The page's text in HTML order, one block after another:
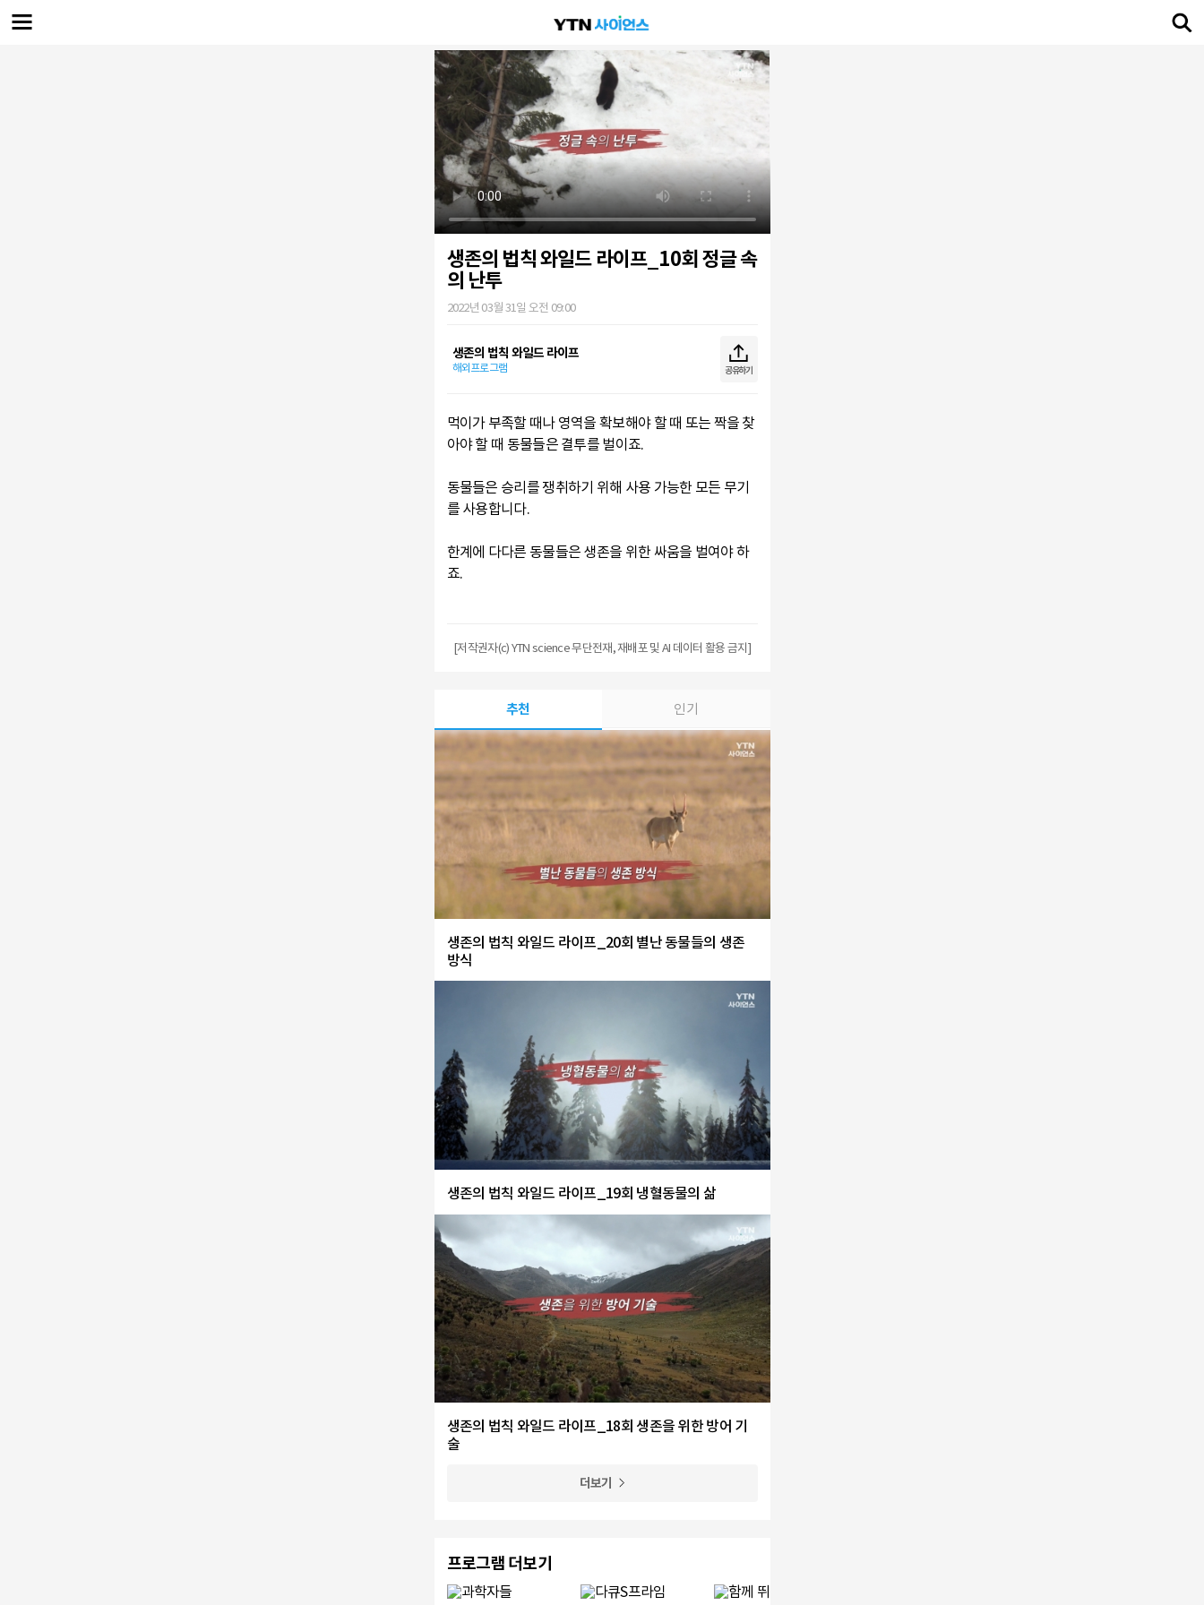
생존의 법칙 와일드 라이프_10회 정글 속
의 난투
2022년 03월 31일 오전 09:00
생존의 법칙 와일드 라이프
해외프로그램 공유하기
먹이가 부족할 때나 영역을 확보해야 할 때 또는 짝을 찾
아야 할 때 동물들은 결투를 벌이죠.
동물들은 승리를 쟁취하기 위해 사용 가능한 모든 무기
를 사용합니다.
한계에 다다른 동물들은 생존을 위한 싸움을 벌여야 하
죠.
[저작권자(c) YTN science 무단전재, 재배포 및 AI 데이터 활용 금지]
추천 인기
생존의 법칙 와일드 라이프_20회 별난 동물들의 생존
방식
생존의 법칙 와일드 라이프_19회 냉혈동물의 삶
생존의 법칙 와일드 라이프_18회 생존을 위한 방어 기
술
더보기
프로그램 더보기